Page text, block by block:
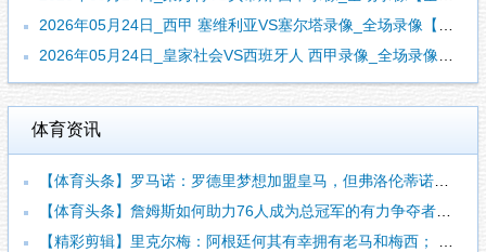
2026年05月24日_西甲 塞维利亚VS塞尔塔录像_全场录像【视频集锦】
2026年05月24日_皇家社会VS西班牙人 西甲录像_全场录像【全场回放】
体育资讯
【体育头条】罗马诺：罗德里梦想加盟皇马，但弗洛伦蒂诺尚未批准
【体育头条】詹姆斯如何助力76人成为总冠军的有力争夺者？组织
【精彩剪辑】里克尔梅：阿根廷何其有幸拥有老马和梅西； 体力充